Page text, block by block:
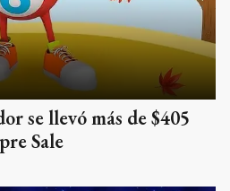
se llevó más de $405
Sale